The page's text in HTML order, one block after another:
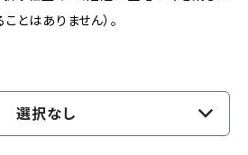
とはありません）。
選択なし